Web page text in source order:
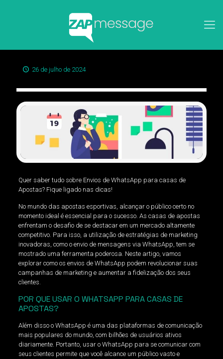
26 de julho de 2024
Quer saber tudo sobre Envios de WhatsApp para casas de
Apostas? Fique ligado nas dicas!
No mundo das apostas esportivas, alcançar o público certo no
momento ideal é essencial para o sucesso. As casas de apostas
enfrentam o desafio de se destacar em um mercado altamente
competitivo. Para isso, a utilização de estratégias de marketing
inovadoras, como o envio de mensagens via WhatsApp, tem se
mostrado uma ferramenta poderosa. Neste artigo, vamos
explorar como os envios de WhatsApp podem revolucionar suas
campanhas de marketing e aumentar a fidelização dos seus
clientes.
POR QUE USAR O WHATSAPP PARA CASAS DE
APOSTAS?
Além disso o WhatsApp é uma das plataformas de comunicação
mais populares do mundo, com bilhões de usuários ativos
diariamente. Portanto, usar o WhatsApp para se comunicar com
seus clientes permite que você alcance um público vasto e